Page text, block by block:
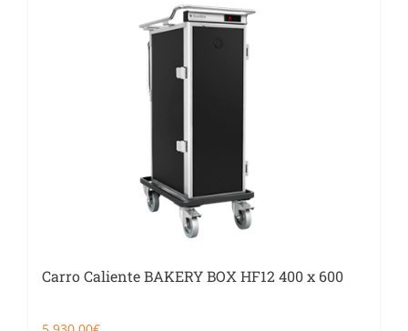
Carro Caliente BAKERY BOX HF12 400 x 600